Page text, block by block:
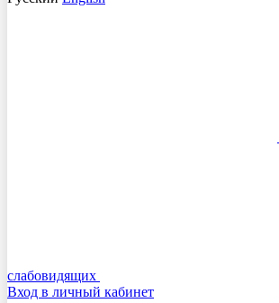
слабовидящих
Вход в личный кабинет